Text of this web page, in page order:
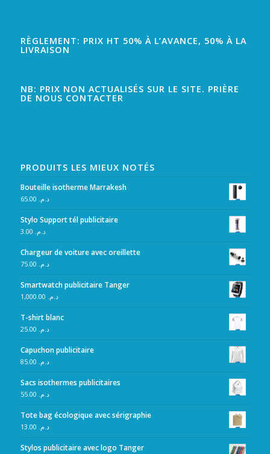
RÈGLEMENT: PRIX HT 50% À L’AVANCE, 50% À LA
LIVRAISON
NB: PRIX NON ACTUALISÉS SUR LE SITE. PRIÈRE
DE NOUS CONTACTER
PRODUITS LES MIEUX NOTÉS
Bouteille isotherme Marrakesh
د.م.
Stylo Support tél publicitaire
د.م.
Chargeur de voiture avec oreillette
د.م.
Smartwatch publicitaire Tanger
د.م.
T-shirt blanc
د.م.
Capuchon publicitaire
د.م.
Sacs isothermes publicitaires
د.م.
Tote bag écologique avec sérigraphie
د.م.
Stylos publicitaire avec logo Tanger